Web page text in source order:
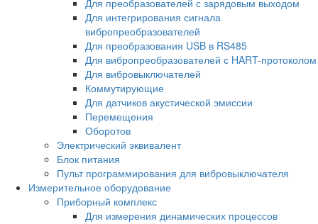
Для интегрирования сигнала
вибропреобразователей
Для преобразования USB в RS485
Для вибропреобразователей с HART-протоколом
Для вибровыключателей
Коммутирующие
Для датчиков акустической эмиссии
Перемещения
Оборотов
Электрический эквивалент
Блок питания
Пульт программирования для вибровыключателя
Измерительное оборудование
Приборный комплекс
Для измерения динамических процессов